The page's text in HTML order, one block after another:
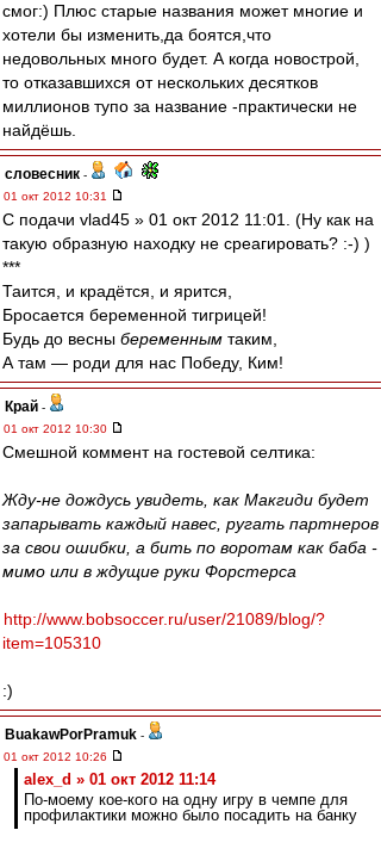
смог:) Плюс старые названия может многие и
хотели бы изменить,да боятся,что
недовольных много будет. А когда новострой,
то отказавшихся от нескольких десятков
миллионов тупо за название -практически не
найдёшь.
словесник -
01 окт 2012 10:31
С подачи vlad45 » 01 окт 2012 11:01. (Ну как на
такую образную находку не среагировать? :-) )
***
Таится, и крадётся, и ярится,
Бросается беременной тигрицей!
Будь до весны беременным таким,
А там — роди для нас Победу, Ким!
Край -
01 окт 2012 10:30
Смешной коммент на гостевой селтика:
Жду-не дождусь увидеть, как Макгиди будет
запарывать каждый навес, ругать партнеров
за свои ошибки, а бить по воротам как баба -
мимо или в ждущие руки Форстерcа
http://www.bobsoccer.ru/user/21089/blog/?
item=105310
:)
BuakawPorPramuk -
01 окт 2012 10:26
alex_d » 01 окт 2012 11:14
По-моему кое-кого на одну игру в чемпе для
профилактики можно было посадить на банку